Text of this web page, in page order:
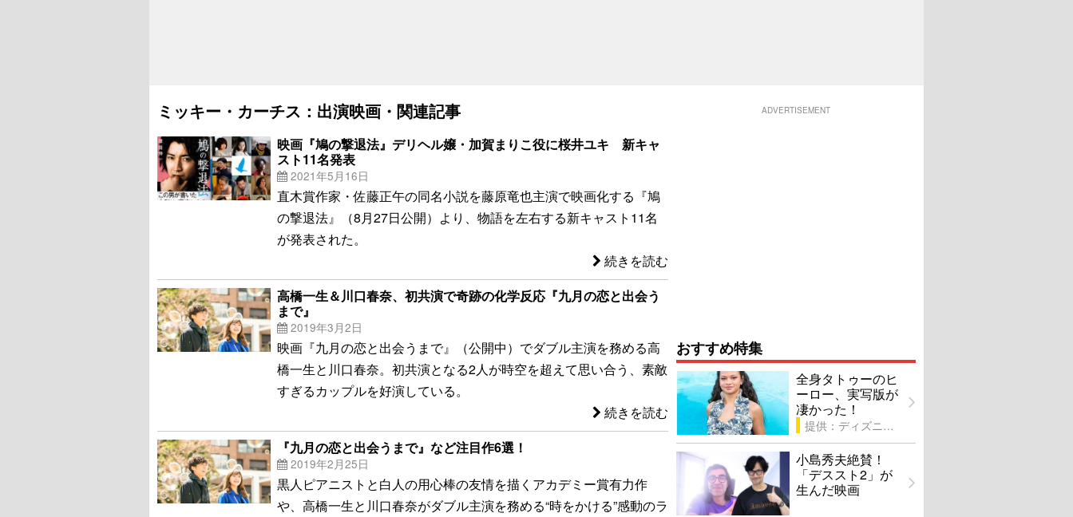
ミッキー・カーチス：出演映画・関連記事
映画『鳩の撃退法』デリヘル嬢・加賀まりこ役に桜井ユキ 新キャ
スト11名発表
2021年5月16日
直木賞作家・佐藤正午の同名小説を藤原竜也主演で映画化する『鳩
の撃退法』（8月27日公開）より、物語を左右する新キャスト11名
が発表された。
続きを読む
高橋一生＆川口春奈、初共演で奇跡の化学反応『九月の恋と出会う
まで』
2019年3月2日
映画『九月の恋と出会うまで』（公開中）でダブル主演を務める高
橋一生と川口春奈。初共演となる2人が時空を超えて思い合う、素敵
すぎるカップルを好演している。
続きを読む
『九月の恋と出会うまで』など注目作6選！
2019年2月25日
黒人ピアニストと白人の用心棒の友情を描くアカデミー賞有力作
や、高橋一生と川口春奈がダブル主演を務める“時をかける”感動のラ
ADVERTISEMENT
おすすめ特集
全身タトゥーのヒ
ーロー、実写版が
凄かった！
提供：ディズニー
小島秀夫絶賛！
「デススト2」が
生んだ映画